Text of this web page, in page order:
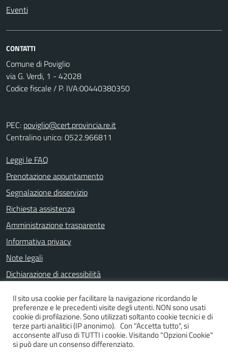
Eventi
CONTATTI
Comune di Poviglio
via G. Verdi, 1 - 42028
Codice fiscale / P. IVA:00440380350
PEC: poviglio@cert.provincia.re.it
Centralino unico: 0522.966811
Leggi le FAQ
Prenotazione appuntamento
Segnalazione disservizio
Richiesta assistenza
Amministrazione trasparente
Informativa privacy
Note legali
Dichiarazione di accessibilità
SEGUICI SU
FacebookInstagramYouTube
Il sito usa cookie per facilitare la navigazione ricordando le
preferenze e le precedenti visite degli utenti. NON sono usati
cookie di profilazione. Sono utilizzati soltanto cookie tecnici e di
terze parti analitici (IP anonimo). Con "Accetta tutto", si
acconsente all'uso di TUTTI i cookie. Visitando "Opzioni Cookie"
si può dare un consenso differenziato.